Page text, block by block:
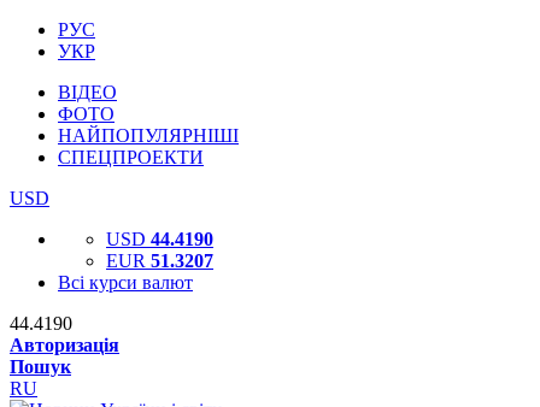
РУС
УКР
ВІДЕО
ФОТО
НАЙПОПУЛЯРНІШІ
СПЕЦПРОЕКТИ
USD
USD 44.4190
EUR 51.3207
Всі курси валют
44.4190
Авторизація
Пошук
RU